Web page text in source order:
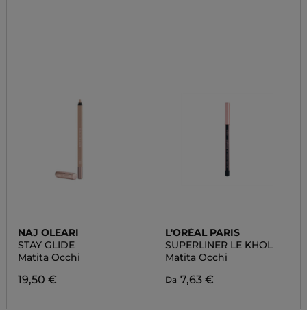
NAJ OLEARI
STAY GLIDE
Matita Occhi
19,50 €
L'ORÉAL PARIS
SUPERLINER LE KHOL
Matita Occhi
Da 7,63 €